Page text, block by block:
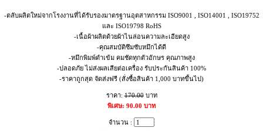
-ตลับผลิตใหม่จากโรงงานที่ได้รับรองมาตรฐานอุตสาหกรรม ISO9001 , ISO14001 , ISO19752
และ ISO19798 RoHS
-เนื้อผ้าผลิตด้วยผ้าไนล่อนความละเอียดสูง
-คุณสมบัติซึมซับหมึกได้ดี
-หมึกพิมพ์ดำเข้ม คมชัดทุกตัวอักษร คุณภาพสูง
-ปลอดภัย ไม่ส่งผลเสียต่อเครื่อง รับประกันสินค้า 100%
-ราคาถูกสุด จัดส่งฟรี (สั่งซื้อสินค้า 1,000 บาทขึ้นไป)
ราคา:170.00บาท
พิเศษ: 90.00 บาท
จำนวน :